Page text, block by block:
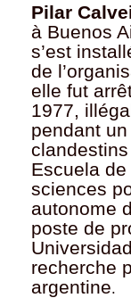
Pilar
à Buenos
s’est
de
elle fut
1977,
pendant
Escuela
sciences
autonome
poste de
recherche
argentine.